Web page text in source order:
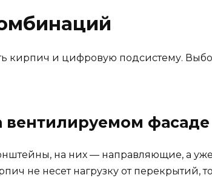
кирпич и цифровую подсистему.
вентилируемом фасаде
на них — направляющие, а
не несет нагрузку от перекрытий,